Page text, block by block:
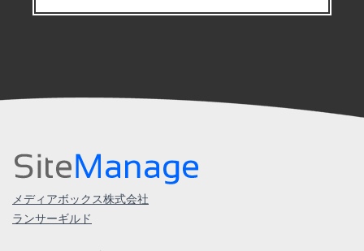
メディアボックス株式会社
ランサーギルド